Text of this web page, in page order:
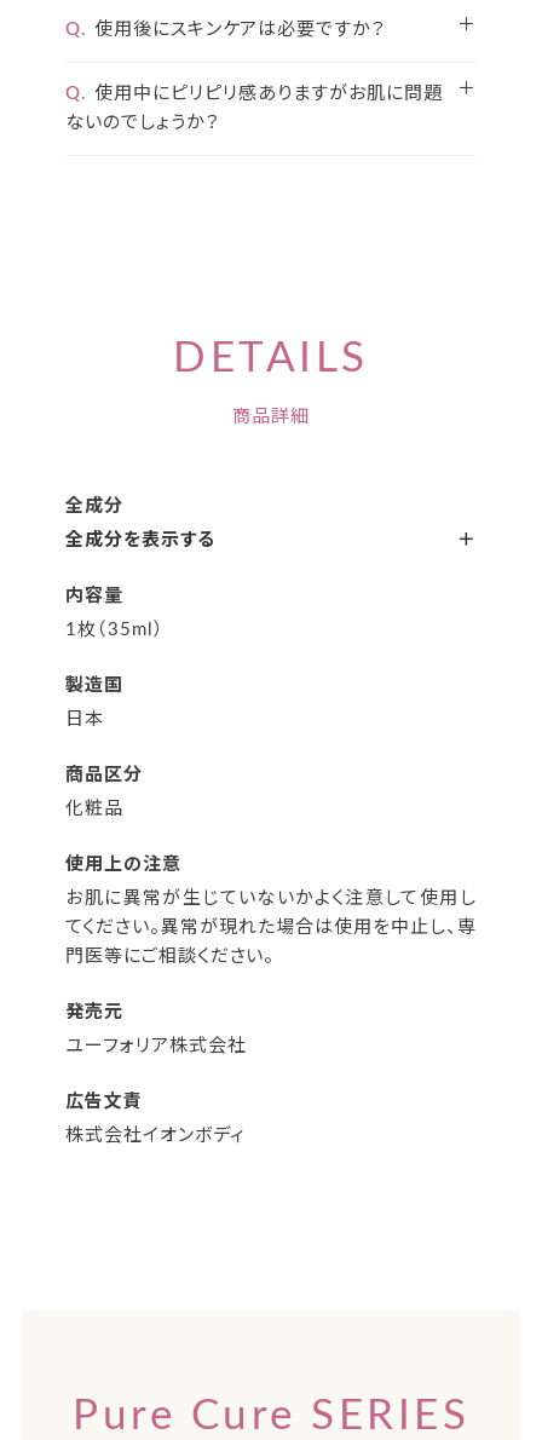
Q. 使用後にスキンケアは必要ですか？
Q. 使用中にピリピリ感ありますがお肌に問題
ないのでしょうか？
DETAILS
商品詳細
全成分
全成分を表示する
内容量
1枚（35ml）
製造国
日本
商品区分
化粧品
使用上の注意
お肌に異常が生じていないかよく注意して使用し
てください。異常が現れた場合は使用を中止し、専
門医等にご相談ください。
発売元
ユーフォリア株式会社
広告文責
株式会社イオンボディ
Pure Cure SERIES